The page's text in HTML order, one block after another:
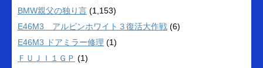
BMW親父の独り言 (1,153)
E46M3 アルピンホワイト３復活大作戦 (6)
E46M3 ドアミラー修理 (1)
ＦＵＪＩ１ＧＰ (1)